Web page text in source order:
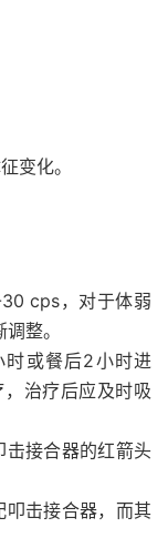
变化。
30 cps，对于体弱
整。
时或餐后2小时进
治疗后应及时吸
击接合器的红箭头
叩击接合器，而其